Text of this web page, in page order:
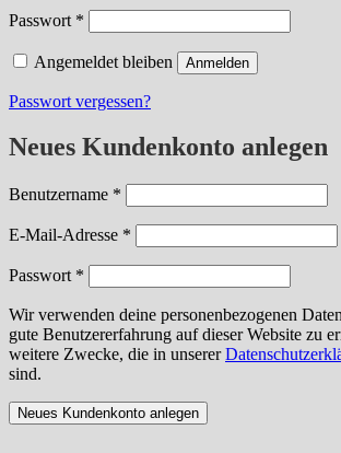
Passwort *
Angemeldet bleiben Anmelden
Passwort vergessen?
Neues Kundenkonto anlegen
Benutzername *
E-Mail-Adresse *
Passwort *
Wir verwenden deine personenbezogenen
gute Benutzererfahrung auf dieser Website zu
weitere Zwecke, die in unserer
sind.
Neues Kundenkonto anlegen